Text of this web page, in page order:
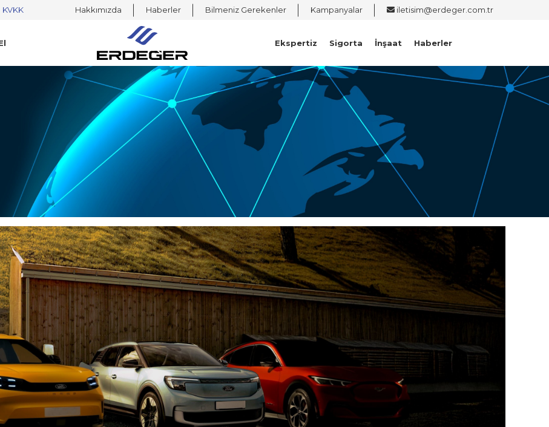
KVKK Hakkımızda Haberler Bilmeniz Gerekenler Kampanyalar iletisim@erdeger.com.tr
Ekspertiz Sigorta İnşaat Haberler